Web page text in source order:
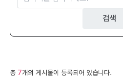
검색
총 7개의 게시물이 등록되어 있습니다.